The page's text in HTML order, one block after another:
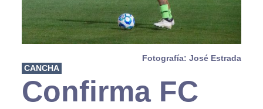
Fotografía: José Estrada
CANCHA
Confirma FC